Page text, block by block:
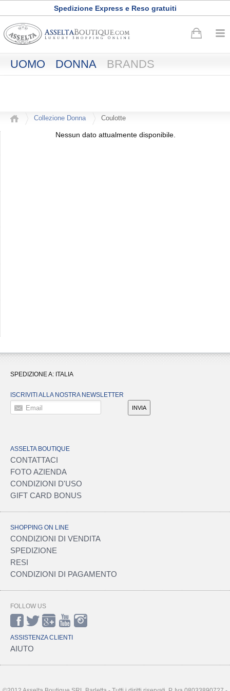
Spedizione Express e Reso gratuiti
UOMO DONNA BRANDS
Collezione Donna Coulotte
Nessun dato attualmente disponibile.
SPEDIZIONE A: ITALIA
ISCRIVITI ALLA NOSTRA NEWSLETTER
Email INVIA
ASSELTA BOUTIQUE
CONTATTACI
FOTO AZIENDA
CONDIZIONI D'USO
GIFT CARD BONUS
SHOPPING ON LINE
CONDIZIONI DI VENDITA
SPEDIZIONE
RESI
CONDIZIONI DI PAGAMENTO
FOLLOW US
ASSISTENZA CLIENTI
AIUTO